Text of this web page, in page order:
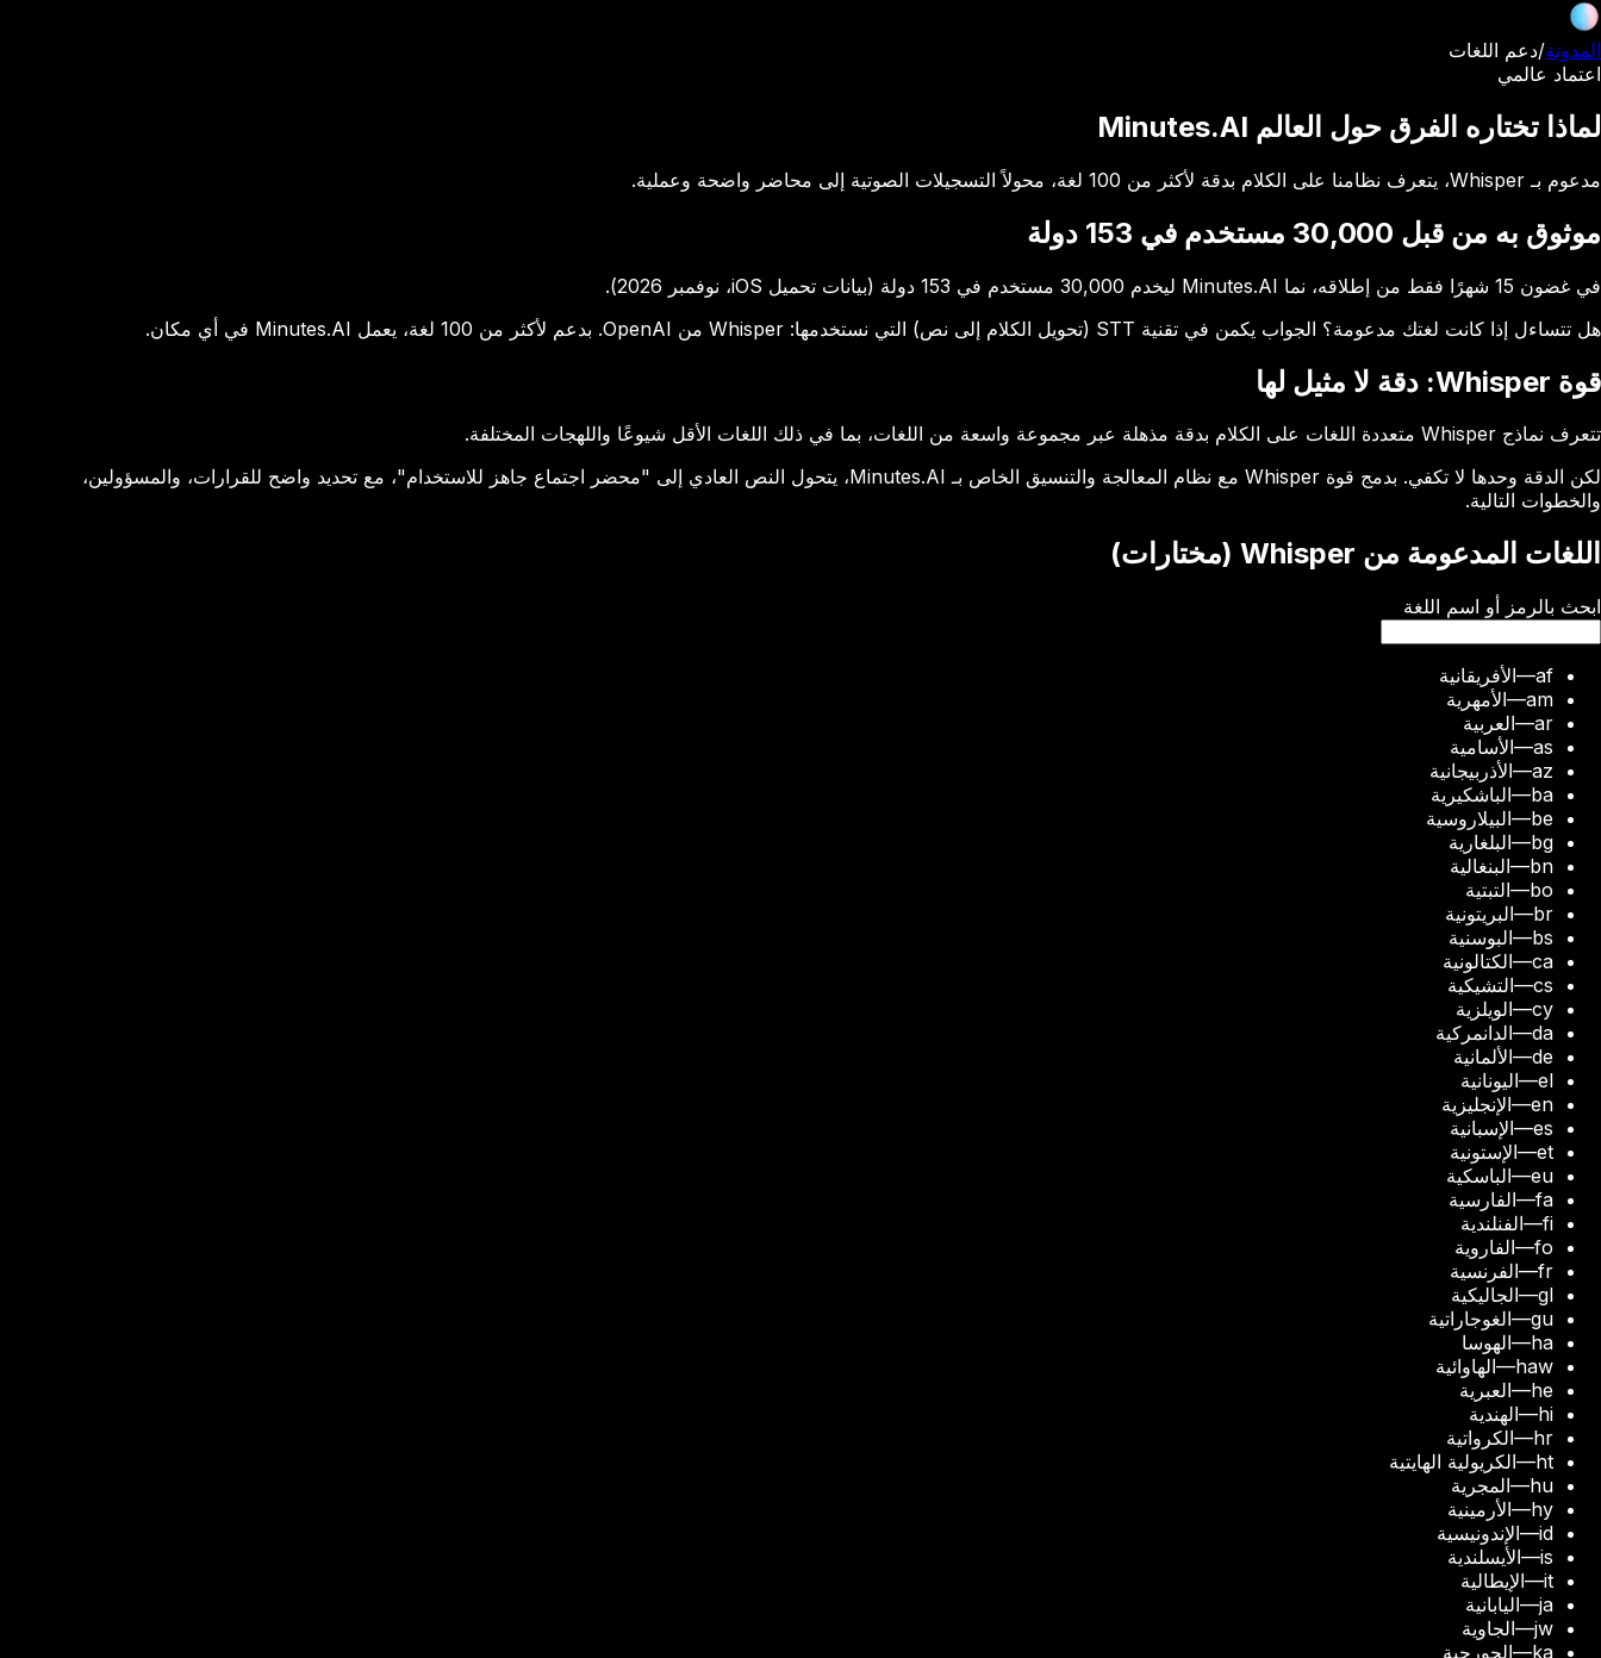
المدونة/دعم اللغات
اعتماد عالمي
لماذا تختاره الفرق حول العالم Minutes.AI
مدعوم بـ Whisper، يتعرف نظامنا على الكلام بدقة لأكثر من 100 لغة، محولاً التسجيلات الصوتية إلى محاضر واضحة وعملية.
موثوق به من قبل 30,000 مستخدم في 153 دولة
في غضون 15 شهرًا فقط من إطلاقه، نما Minutes.AI ليخدم 30,000 مستخدم في 153 دولة (بيانات تحميل iOS، نوفمبر 2026).
هل تتساءل إذا كانت لغتك مدعومة؟ الجواب يكمن في تقنية STT (تحويل الكلام إلى نص) التي نستخدمها: Whisper من OpenAI. بدعم لأكثر من 100 لغة، يعمل Minutes.AI في أي مكان.
قوة Whisper: دقة لا مثيل لها
تتعرف نماذج Whisper متعددة اللغات على الكلام بدقة مذهلة عبر مجموعة واسعة من اللغات، بما في ذلك اللغات الأقل شيوعًا واللهجات المختلفة.
لكن الدقة وحدها لا تكفي. بدمج قوة Whisper مع نظام المعالجة والتنسيق الخاص بـ Minutes.AI، يتحول النص العادي إلى "محضر اجتماع جاهز للاستخدام"، مع تحديد واضح للقرارات، والمسؤولين،
والخطوات التالية.
اللغات المدعومة من Whisper (مختارات)
ابحث بالرمز أو اسم اللغة
af
—الأفريقانية
am
—الأمهرية
ar
—العربية
as
—الأسامية
az
—الأذربيجانية
ba
—الباشكيرية
be
—البيلاروسية
bg
—البلغارية
bn
—البنغالية
bo
—التبتية
br
—البريتونية
bs
—البوسنية
ca
—الكتالونية
cs
—التشيكية
cy
—الويلزية
da
—الدانمركية
de
—الألمانية
el
—اليونانية
en
—الإنجليزية
es
—الإسبانية
et
—الإستونية
eu
—الباسكية
fa
—الفارسية
fi
—الفنلندية
fo
—الفاروية
fr
—الفرنسية
gl
—الجاليكية
gu
—الغوجاراتية
ha
—الهوسا
haw
—الهاوائية
he
—العبرية
hi
—الهندية
hr
—الكرواتية
ht
—الكريولية الهايتية
hu
—المجرية
hy
—الأرمينية
id
—الإندونيسية
is
—الأيسلندية
it
—الإيطالية
ja
—اليابانية
jw
—الجاوية
ka
—الجورجية